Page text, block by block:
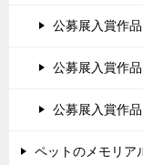
公募展入賞作
公募展入賞作
公募展入賞作
ペットのメモリ